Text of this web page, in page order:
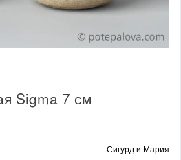
Sigma 7 см
Сигурд и Мария